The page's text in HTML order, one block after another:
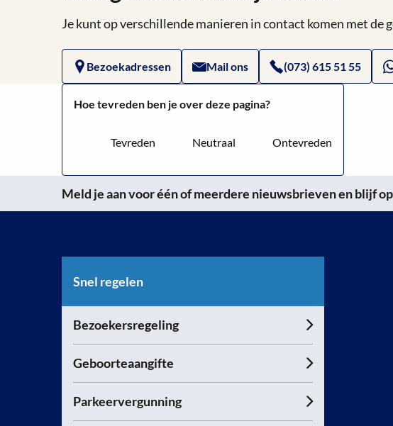
Je kunt op verschillende manieren in contact komen met de
Bezoekadressen Mail ons (073) 615 51 55
Hoe tevreden ben je over deze pagina?
Tevreden Neutraal Ontevreden
Meld je aan voor één of meerdere nieuwsbrieven en blijf
Snel regelen
Bezoekersregeling
Geboorteaangifte
Parkeervergunning